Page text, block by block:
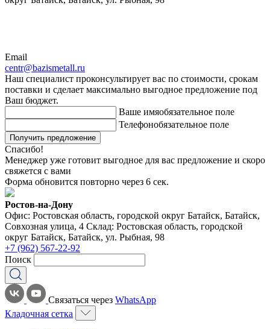
Email
centr@bazismetall.ru
Наш специалист проконсультирует вас по стоимости, срокам
поставки и сделает максимально выгодное предложение под
Ваш бюджет.
Ваше имяобязательное поле
Телефонобязательное поле
Получить предложение
Спасибо!
Менеджер уже готовит выгодное для вас предложение и скоро
свяжется с вами
Форма обновится повторно через 6 сек.
Ростов-на-Дону
Офис: Ростовская область, городской округ Батайск, Батайск,
Совхозная улица, 4 Склад: Ростовская область, городской
округ Батайск, Батайск, ул. Рыбная, 98
+7 (962) 567-22-92
Поиск
Связаться через WhatsApp
Кладочная сетка